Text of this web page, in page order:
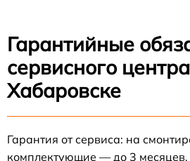
Гарантийные
сервисного
Хабаровске
Гарантия от сервиса: на
комплектующие — до 3 месяцев.